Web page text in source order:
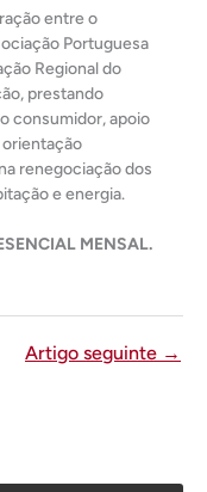
entre o
Portuguesa
Regional do
prestando
consumidor, apoio
orientação
renegociação dos
e energia.
MENSAL.
Artigo seguinte →